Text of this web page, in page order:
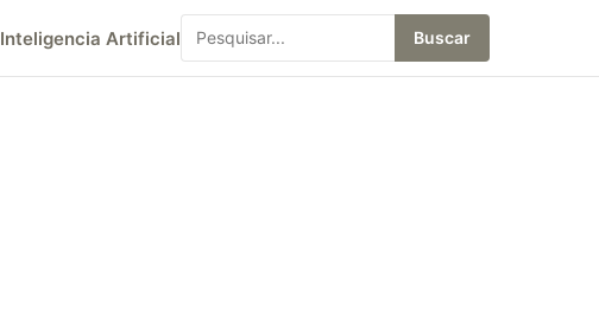
Inteligencia Artificial Buscar